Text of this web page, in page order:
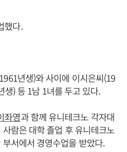
했다.
년생)와 사이에 이시은씨(19
) 등 1남 1녀를 두고 있다.
좌영과 함께 유니테크노 각자대
람은 대학 졸업 후 유니테크노
서에서 경영수업을 받았다.